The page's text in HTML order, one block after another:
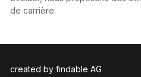
de carrière.
created by findable AG